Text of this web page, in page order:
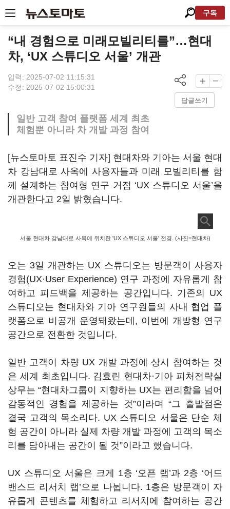
구독
“내 경험으로 미래모빌리티를”…현대
차, ‘UX 스튜디오 서울’ 개관
입력: 2025-07-02 11:15:31
수정: 2025-07-02 15:00:31
답글쓰기
일반 고객 참여 플랫폼 세계 최초
체험뿐 아니라 차 개발 과정 참여
[뉴스토마토 표진수 기자] 현대차와 기아는 서울 현대
차 강남대로 사옥에 사용자들과 미래 모빌리티를 함
께 설계하는 참여형 연구 거점 ‘UX 스튜디오 서울’을
개관한다고 2일 밝혔습니다.
서울 현대차 강남대로 사옥에 위치한 'UX 스튜디오 서울' 전경. (사진=현대차)
오는 3일 개관하는 UX 스튜디오는 방문객이 사용자
경험(UX·User Experience) 연구 과정에 자유롭게 참
여하고 피드백을 제공하는 공간입니다. 기존의 UX
스튜디오는 현대차와 기아 연구원들의 사내 협업 플
랫폼으로 비공개 운영돼왔는데, 이번에 개방형 연구
공간으로 전환한 것입니다.
일반 고객이 차량 UX 개발 과정에 상시 참여하는 것
은 세계 최초입니다. 김효린 현대차·기아 피처전략실
상무는 “현대차그룹이 지향하는 UX는 편리함을 넘어
감동적인 경험을 제공하는 것”이라며 “그 출발점은
결국 고객의 목소리다. UX 스튜디오 서울은 단순 체
험 공간이 아니라 실제 차량 개발 과정에 고객의 목소
리를 담아내는 공간이 될 것”이라고 했습니다.
UX 스튜디오 서울은 크게 1층 ‘오픈 랩’과 2층 ‘어드
밴스드 리서치 랩’으로 나뉩니다. 1층은 방문객이 자
유롭게 콘텐츠를 체험하고 리서치에 참여하는 공간